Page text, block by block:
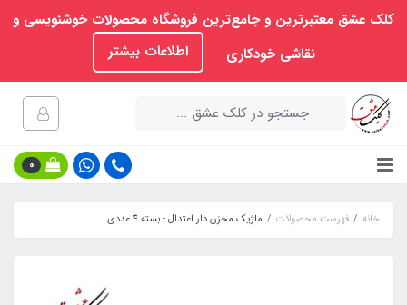
کلک عشق معتبرترین و جامع‌ترین فروشگاه محصولات خوشنویسی و
نقاشی خودکاری
اطلاعات بیشتر
0
خانه فهرست محصولات ماژیک مخزن‏ دار اعتدال - بسته 4 عددی